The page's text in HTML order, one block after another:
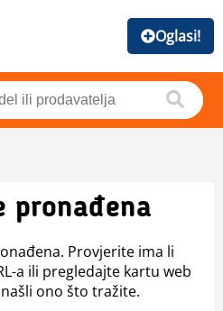
Oglasi!
pronađena
Provjerite ima li
a ili pregledajte kartu web
ono što tražite.